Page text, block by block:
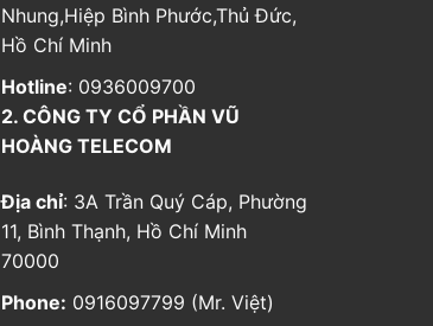
Nhung,Hiệp Bình Phước,Thủ Đức,
Hồ Chí Minh
Hotline: 0936009700
2. CÔNG TY CỔ PHẦN VŨ
HOÀNG TELECOM
Địa chỉ: 3A Trần Quý Cáp, Phường
11, Bình Thạnh, Hồ Chí Minh
70000
Phone: 0916097799 (Mr. Việt)